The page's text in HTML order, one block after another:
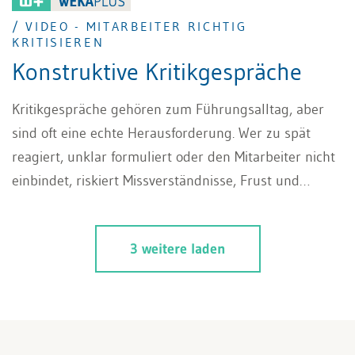
/ VIDEO - MITARBEITER RICHTIG
KRITISIEREN
Konstruktive Kritikgespräche
Kritikgespräche gehören zum Führungsalltag, aber
sind oft eine echte Herausforderung. Wer zu spät
reagiert, unklar formuliert oder den Mitarbeiter nicht
einbindet, riskiert Missverständnisse, Frust und
kritisieren, können Kritikgespräche jedoch zu einer
Chance werden: Sie schaffen Klarheit, eröffnen neue
Perspektiven und zeigen Wege zur Verbesserung. In
3 weitere laden